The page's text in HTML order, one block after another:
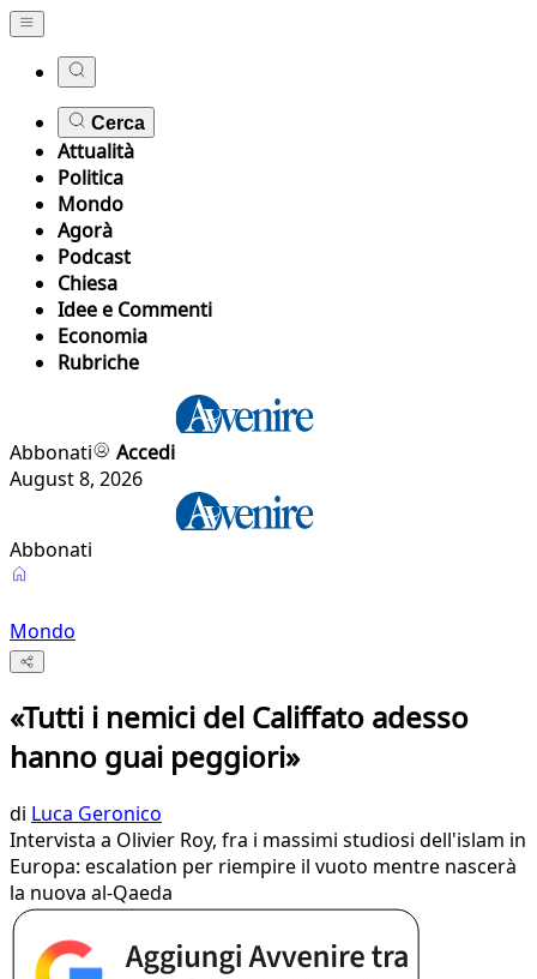
Cerca
Attualità
Politica
Mondo
Agorà
Podcast
Chiesa
Idee e Commenti
Economia
Rubriche
Abbonati
Accedi
August 8, 2026
Abbonati
Mondo
«Tutti i nemici del Califfato adesso
hanno guai peggiori»
di Luca Geronico
Intervista a Olivier Roy, fra i massimi studiosi dell'islam in
Europa: escalation per riempire il vuoto mentre nascerà
la nuova al-Qaeda